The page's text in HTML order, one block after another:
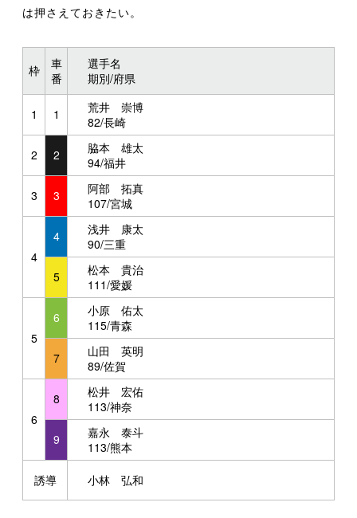
は押さえておきたい。
枠
車
番
選手名
期別/府県
1 1
荒井 崇博
82/長崎
2 2
脇本 雄太
94/福井
3 3
阿部 拓真
107/宮城
4
4
浅井 康太
90/三重
5
松本 貴治
111/愛媛
5
6
小原 佑太
115/青森
7
山田 英明
89/佐賀
6
8
松井 宏佑
113/神奈
9
嘉永 泰斗
113/熊本
誘導 小林 弘和